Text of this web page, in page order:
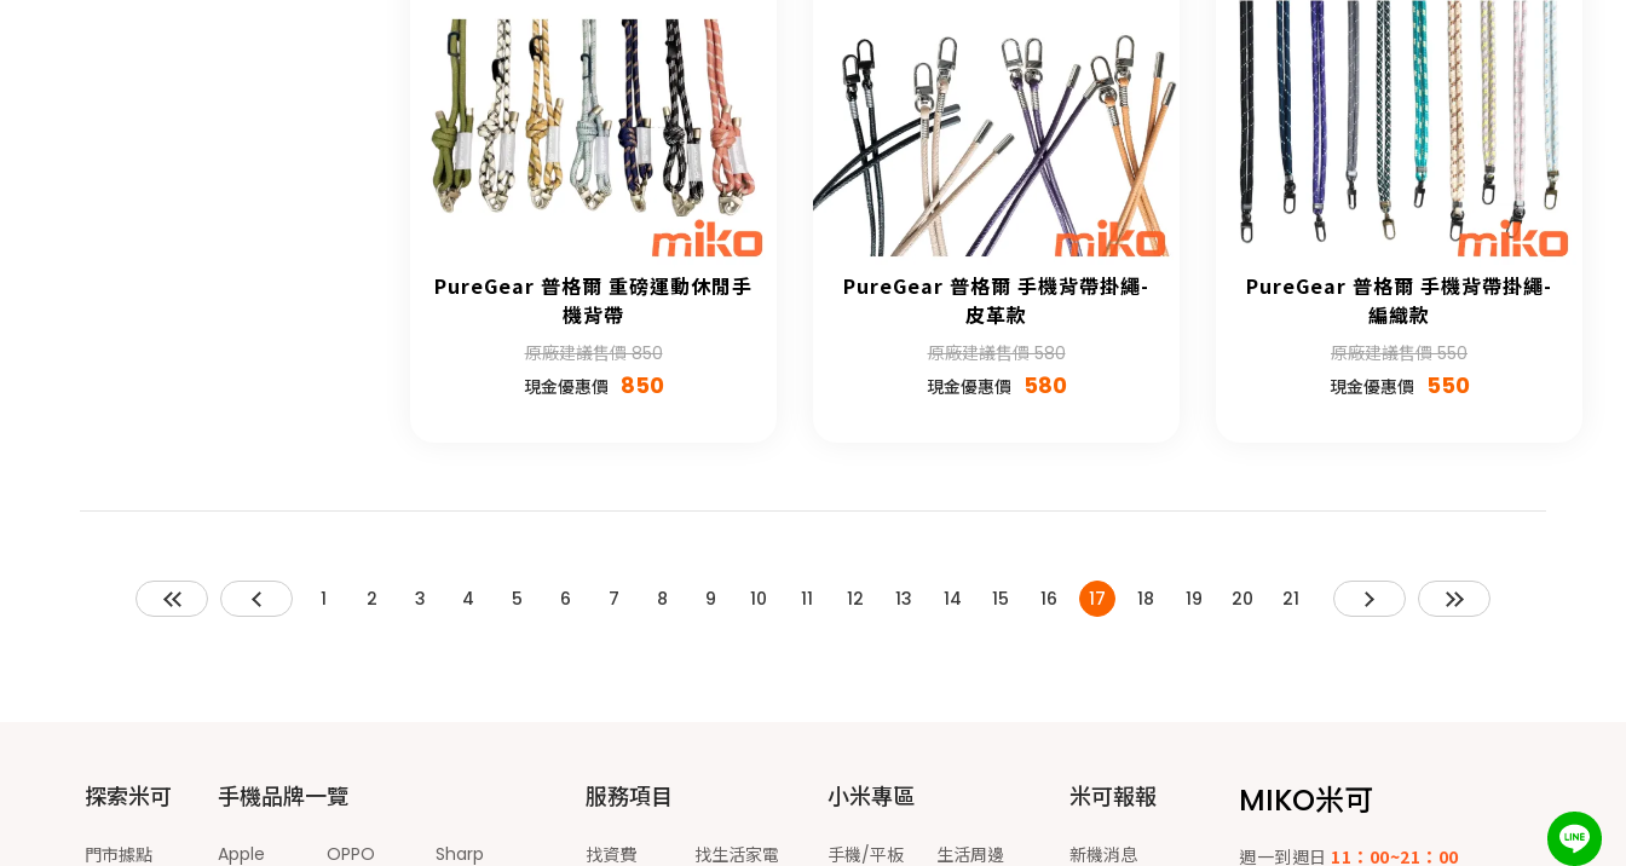
PureGear 普格爾 重磅運動休閒手
機背帶
原廠建議售價 850
現金優惠價 850
PureGear 普格爾 手機背帶掛繩-
皮革款
原廠建議售價 580
現金優惠價
580
PureGear 普格爾 手機背帶掛繩-
編織款
原廠建議售價 550
現金優惠價
550
1 2 3 4 5 6 7 8 9 10 11 12 13 14 15 16 17 18 19 20 21
探索米可
門市據點
手機品牌一覽
Apple OPPO Sharp
服務項目
找資費 找生活家電
小米專區
手機/平板 生活周邊
米可報報
新機消息
MIKO米可
週一到週日 11：00~21：00